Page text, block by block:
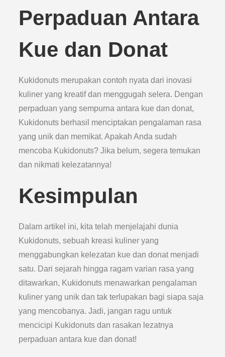
Perpaduan Antara
Kue dan Donat
Kukidonuts merupakan contoh nyata dari inovasi
kuliner yang kreatif dan menggugah selera. Dengan
perpaduan yang sempurna antara kue dan donat,
Kukidonuts berhasil menciptakan pengalaman rasa
yang unik dan memikat. Apakah Anda sudah
mencoba Kukidonuts? Jika belum, segera temukan
dan nikmati kelezatannya!
Kesimpulan
Dalam artikel ini, kita telah menjelajahi dunia
Kukidonuts, sebuah kreasi kuliner yang
menggabungkan kelezatan kue dan donat menjadi
satu. Dari sejarah hingga ragam varian rasa yang
ditawarkan, Kukidonuts menawarkan pengalaman
kuliner yang unik dan tak terlupakan bagi siapa saja
yang mencobanya. Jadi, jangan ragu untuk
mencicipi Kukidonuts dan rasakan lezatnya
perpaduan antara kue dan donat!